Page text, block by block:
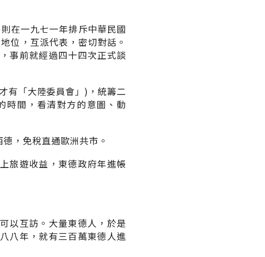
在一九七一年排斥中華民國
位，互派代表，密切對話。
事前就經過四十四次正式談
有「大陸委員會」)，統籌二
時間，看清對方的意圖、動
，免稅直通歐洲共市。
旅遊收益，東德政府年進帳
以互訪。大量東德人，於是
八年，就有三百萬東德人進